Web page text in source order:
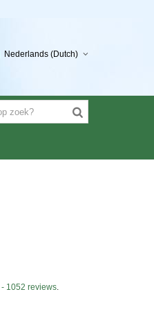
Nederlands (Dutch)
-1052 reviews.